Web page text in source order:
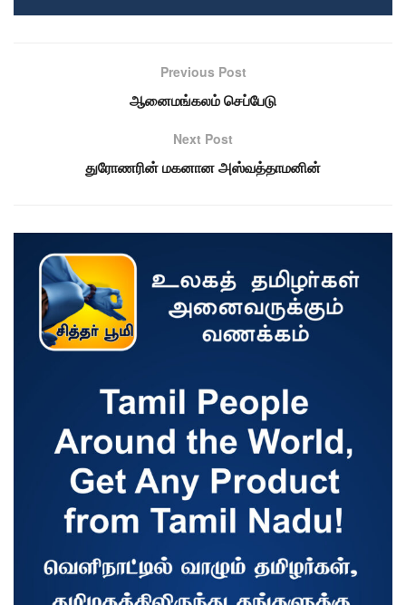
Previous Post
ஆனைமங்கலம் செப்பேடு
Next Post
துரோணரின் மகனான அஸ்வத்தாமனின்